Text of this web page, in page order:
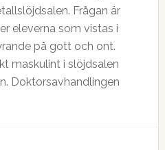
Frågan är
eleverna som vistas i
på gott och ont.
maskulint i slöjdsalen
Doktorsavhandlingen